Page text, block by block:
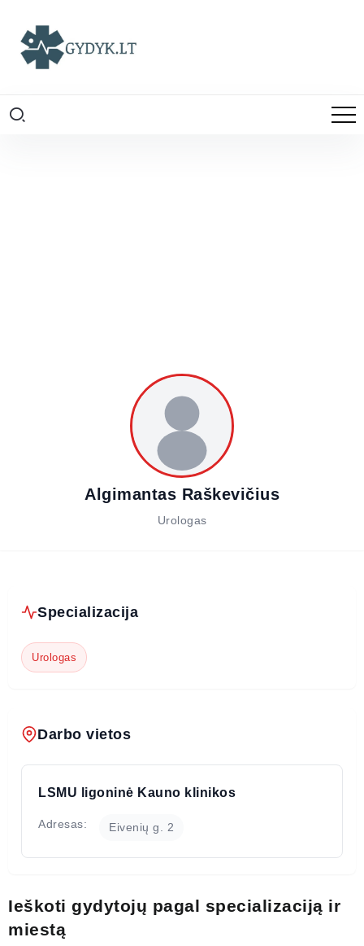
Algimantas Raškevičius
Urologas
Specializacija
Urologas
Darbo vietos
LSMU ligoninė Kauno klinikos
Adresas: Eivenių g. 2
Ieškoti gydytojų pagal specializaciją ir
miestą